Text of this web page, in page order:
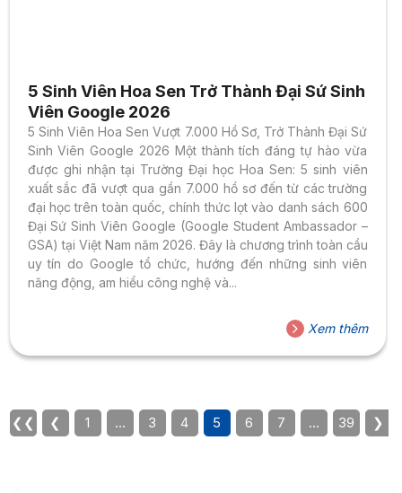
5 Sinh Viên Hoa Sen Trở Thành Đại Sứ Sinh
Viên Google 2026
5 Sinh Viên Hoa Sen Vượt 7.000 Hồ Sơ, Trở Thành Đại Sứ
Sinh Viên Google 2026 Một thành tích đáng tự hào vừa
được ghi nhận tại Trường Đại học Hoa Sen: 5 sinh viên
xuất sắc đã vượt qua gần 7.000 hồ sơ đến từ các trường
đại học trên toàn quốc, chính thức lọt vào danh sách 600
Đại Sứ Sinh Viên Google (Google Student Ambassador –
GSA) tại Việt Nam năm 2026. Đây là chương trình toàn cầu
uy tín do Google tổ chức, hướng đến những sinh viên
năng động, am hiểu công nghệ và...
Xem thêm
❮❮ ❮ 1 … 3 4 5 6 7 … 39 ❯